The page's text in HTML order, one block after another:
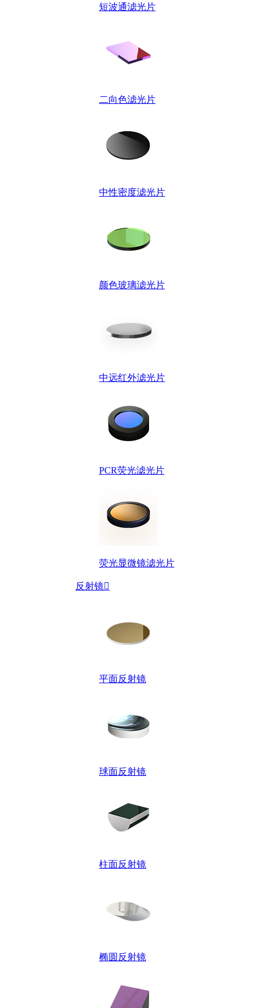
短波通滤光片
二向色滤光片
中性密度滤光片
颜色玻璃滤光片
中远红外滤光片
PCR荧光滤光片
荧光显微镜滤光片
反射镜
平面反射镜
球面反射镜
柱面反射镜
椭圆反射镜